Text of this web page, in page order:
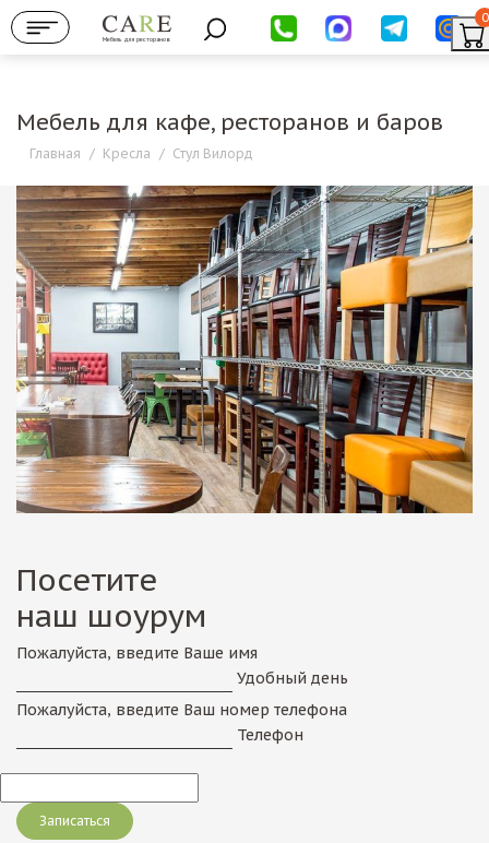
Мебель для ресторанов
0
Мебель для кафе, ресторанов и баров
Главная / Кресла / Стул Вилорд
Посетите
наш шоурум
Пожалуйста, введите Ваше имя
Удобный день
Пожалуйста, введите Ваш номер телефона
Телефон